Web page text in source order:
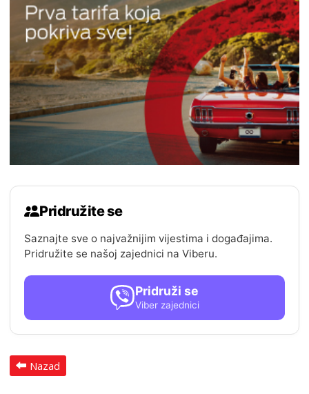
Pridružite se
Saznajte sve o najvažnijim vijestima i događajima.
Pridružite se našoj zajednici na Viberu.
Pridruži se
Viber zajednici
Nazad